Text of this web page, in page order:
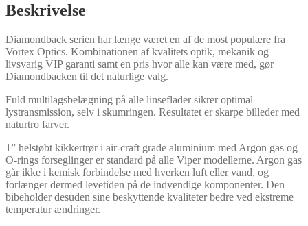
Beskrivelse
Diamondback serien har længe været en af de most populære fra
Vortex Optics. Kombinationen af kvalitets optik, mekanik og
livsvarig VIP garanti samt en pris hvor alle kan være med, gør
Diamondbacken til det naturlige valg.
Fuld multilagsbelægning på alle linseflader sikrer optimal
lystransmission, selv i skumringen. Resultatet er skarpe billeder med
naturtro farver.
1” helstøbt kikkertrør i air-craft grade aluminium med Argon gas og
O-rings forseglinger er standard på alle Viper modellerne. Argon gas
går ikke i kemisk forbindelse med hverken luft eller vand, og
forlænger dermed levetiden på de indvendige komponenter. Den
bibeholder desuden sine beskyttende kvaliteter bedre ved ekstreme
temperatur ændringer.